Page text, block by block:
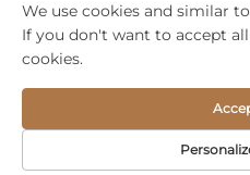
Service Co., Ltd. -
Mga Produkto
Makipag-
We use cookies and similar
If you don't want to accept
cookies.